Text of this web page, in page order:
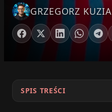
GRZEGORZ KUZIA
SPIS TREŚCI